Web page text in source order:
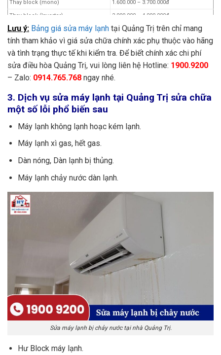
Thay block (mono) 1.600.000 – 3.700.000đ
Thay block (Inverter) 2.000.000 – 4.000.000đ
Thay motor quạt dàn nóng/dàn lạnh
750.000 – 1.700.000đ
Thay motor quạt dàn nóng/dàn lạnh
(inverter)
1.000.000 – 2.200.000đ
Thay lồng sóc (mono) 700.000 – 1.000.000đ
Vệ sinh máy lạnh 150.000 – 250.000đ
Châm gas bổ sung R22
Châm gas bổ sung R32, R410a 250.000 – 400.000đ
Bơm gas hoàn toàn (R32, R410a)
Lắp đặt máy lạnh 250.000 – 450.000đ
Lắp đặt máy lạnh 250.000 – 450.000đ
Tháo lắp dàn lạnh/dàn nóng 250.000 – 450.000đ
Tháo, lắp máy lạnh
Tháo, lắp, vận chuyển máy lạnh 600.000 – 750.000đ
195.000 – 285.000đ
8.000đ
12.000đ
Ống thoát nước PVC
Ống thoát nước ruột gà
Superlon 25.000 – 32.000đ
CB máy lạnh 200.000 – 300.000đ
Lỗi khác
Lưu ý: Bảng giá sửa máy lạnh tại Quảng Trị trên chỉ mang
tính tham khảo vì giá sửa chữa chính xác phụ thuộc vào hãng
và tình trạng thực tế khi kiểm tra. Để biết chính xác chi phí
sửa điều hòa Quảng Trị, vui lòng liên hệ Hotline: 1900.9200
– Zalo: 0914.765.768 ngay nhé.
3. Dịch vụ sửa máy lạnh tại Quảng Trị sửa chữa
một số lỗi phổ biến sau
Máy lạnh không lạnh hoạc kém lạnh.
Máy lạnh xì gas, hết gas.
Dàn nóng, Dàn lạnh bị thủng.
Máy lạnh chảy nước dàn lạnh.
Sửa máy lạnh bị chảy nước tại nhà Quảng Trị.
Hư Block máy lạnh.